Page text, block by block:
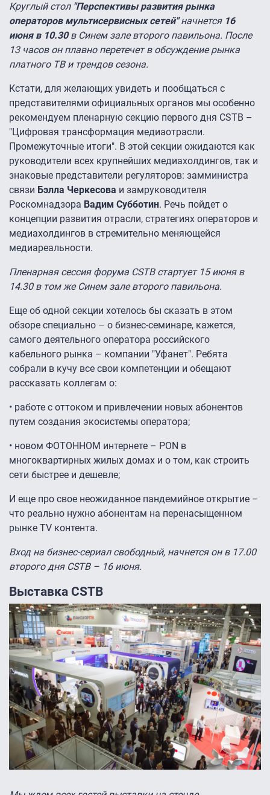
Круглый стол "Перспективы развития рынка
операторов мультисервисных сетей"начнется 16
июня в 10.30в Синем зале второго павильона. После
13 часов он плавно перетечет в обсуждение рынка
платного ТВ и трендов сезона.
Кстати, для желающих увидеть и пообщаться с
представителями официальных органов мы особенно
рекомендуем пленарную секцию первого дня CSTB –
"Цифровая трансформация медиаотрасли.
Промежуточные итоги". В этой секции ожидаются как
руководители всех крупнейших медиахолдингов, так и
знаковые представители регуляторов: замминистра
связи Бэлла Черкесова и замруководителя
Роскомнадзора Вадим Субботин. Речь пойдет о
концепции развития отрасли, стратегиях операторов и
медиахолдингов в стремительно меняющейся
медиареальности.
Пленарная сессия форума CSTB стартует 15 июня в
14.30 в том же Синем зале второго павильона.
Еще об одной секции хотелось бы сказать в этом
обзоре специально – о бизнес-семинаре, кажется,
самого деятельного оператора российского
кабельного рынка – компании "Уфанет". Ребята
собрали в кучу все свои компетенции и обещают
рассказать коллегам о:
• работе с оттоком и привлечении новых абонентов
путем создания экосистемы оператора;
• новом ФОТОННОМ интернете – PON в
многоквартирных жилых домах и о том, как строить
сети быстрее и дешевле;
И еще про свое неожиданное пандемийное открытие –
что реально нужно абонентам на перенасыщенном
рынке TV контента.
Вход на бизнес-сериал свободный, начнется он в 17.00
второго дня CSTB – 16 июня.
Выставка CSTB